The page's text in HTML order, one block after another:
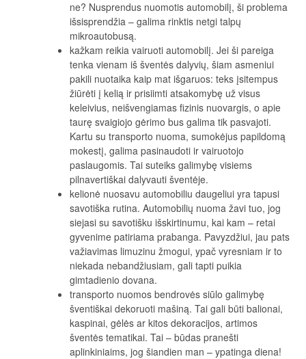
ne? Nusprendus nuomotis automobilį, ši problema
išsisprendžia – galima rinktis netgi talpų
mikroautobusą.
kažkam reikia vairuoti automobilį. Jei ši pareiga
tenka vienam iš šventės dalyvių, šiam asmeniui
pakili nuotaika kaip mat išgaruos: teks įsitempus
žiūrėti į kelią ir prisiimti atsakomybę už visus
keleivius, neišvengiamas fizinis nuovargis, o apie
taurę svaigiojo gėrimo bus galima tik pasvajoti.
Kartu su transporto nuoma, sumokėjus papildomą
mokestį, galima pasinaudoti ir vairuotojo
paslaugomis. Tai suteiks galimybę visiems
pilnavertiškai dalyvauti šventėje.
kelionė nuosavu automobiliu daugeliui yra tapusi
savotiška rutina. Automobilių nuoma žavi tuo, jog
siejasi su savotišku išskirtinumu, kai kam – retai
gyvenime patiriama prabanga. Pavyzdžiui, jau pats
važiavimas limuzinu žmogui, ypač vyresniam ir to
niekada nebandžiusiam, gali tapti puikia
gimtadienio dovana.
transporto nuomos bendrovės siūlo galimybę
šventiškai dekoruoti mašiną. Tai gali būti balionai,
kaspinai, gėlės ar kitos dekoracijos, artimos
šventės tematikai. Tai – būdas pranešti
aplinkiniaims, jog šiandien man – ypatinga diena!